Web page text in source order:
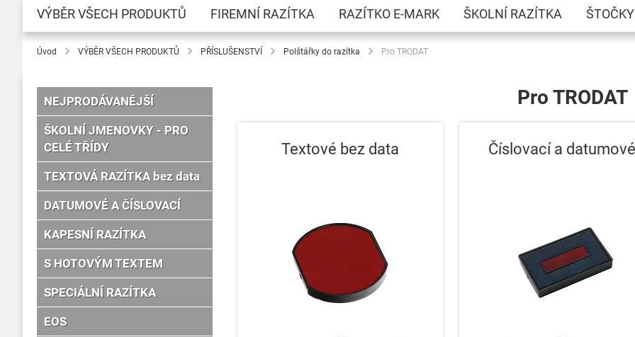
VÝBĚR VŠECH PRODUKTŮ FIREMNÍ RAZÍTKA RAZÍTKO E-MARK ŠKOLNÍ RAZÍTKA
Úvod VÝBĚR VŠECH PRODUKTŮ PŘÍSLUŠENSTVÍ Polštářky do razítka Pro TRODAT
Pro TRODAT
Textové bez data Číslovací a datumové
NEJPRODÁVANĚJŠÍ
ŠKOLNÍ JMENOVKY - PRO
CELÉ TŘÍDY
TEXTOVÁ RAZÍTKA bez data
DATUMOVÉ A ČÍSLOVACÍ
KAPESNÍ RAZÍTKA
S HOTOVÝM TEXTEM
SPECIÁLNÍ RAZÍTKA
EOS